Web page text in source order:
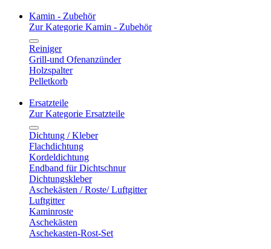
Kamin - Zubehör
Zur Kategorie Kamin - Zubehör
Reiniger
Grill-und Ofenanzünder
Holzspalter
Pelletkorb
Ersatzteile
Zur Kategorie Ersatzteile
Dichtung / Kleber
Flachdichtung
Kordeldichtung
Endband für Dichtschnur
Dichtungskleber
Aschekästen / Roste/ Luftgitter
Luftgitter
Kaminroste
Aschekästen
Aschekasten-Rost-Set